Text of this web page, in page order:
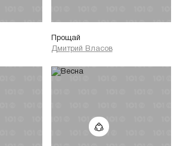
Прощай
Дмитрий Власов